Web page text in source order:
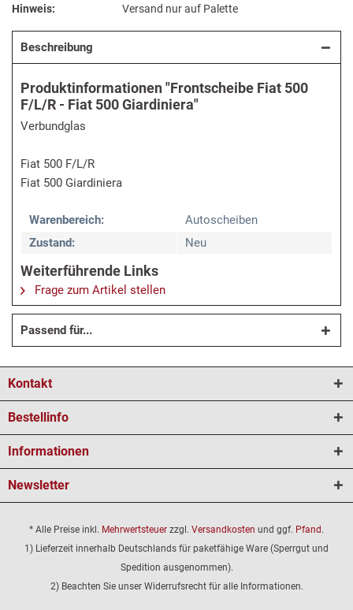
Hinweis:
Versand nur auf Palette
Beschreibung
Produktinformationen "Frontscheibe Fiat 500
F/L/R - Fiat 500 Giardiniera"
Verbundglas
Fiat 500 F/L/R
Fiat 500 Giardiniera
Warenbereich:
Autoscheiben
Zustand:
Neu
Weiterführende Links
Frage zum Artikel stellen
Passend für...
Kontakt
Bestellinfo
Informationen
Newsletter
* Alle Preise inkl. Mehrwertsteuer zzgl. Versandkosten und ggf. Pfand.
1) Lieferzeit innerhalb Deutschlands für paketfähige Ware (Sperrgut und
Spedition ausgenommen).
2) Beachten Sie unser Widerrufsrecht für alle Informationen.